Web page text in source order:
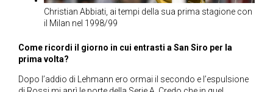
Christian Abbiati, ai tempi della sua prima stagione con
il Milan nel 1998/99
Come ricordi il giorno in cui entrasti a San Siro per la
prima volta?
Dopo l’addio di Lehmann ero ormai il secondo e l’espulsione